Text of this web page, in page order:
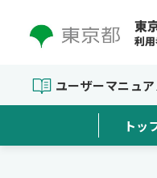
ユーザーマニュ
トッ